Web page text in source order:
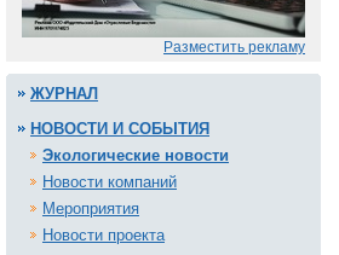
Разместить рекламу
ЖУРНАЛ
НОВОСТИ И СОБЫТИЯ
Экологические новости
Новости компаний
Мероприятия
Новости проекта